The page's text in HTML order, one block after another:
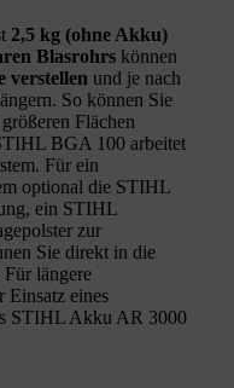
2,5 kg (ohne Akku)
Blasrohrs können
verstellen und je nach
So können Sie
Flächen
BGA 100 arbeitet
Für ein
optional die STIHL
ein STIHL
zur
Sie direkt in die
Für längere
Einsatz eines
STIHL Akku AR 3000